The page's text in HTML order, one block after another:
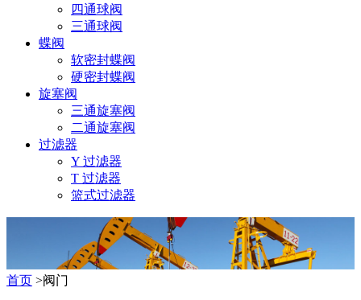
四通球阀
三通球阀
蝶阀
软密封蝶阀
硬密封蝶阀
旋塞阀
三通旋塞阀
二通旋塞阀
过滤器
Y 过滤器
T 过滤器
篮式过滤器
首页 >阀门